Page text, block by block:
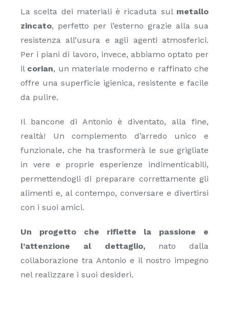
La scelta dei materiali è ricaduta sul metallo
zincato, perfetto per l’esterno grazie alla sua
resistenza all’usura e agli agenti atmosferici.
Per i piani di lavoro, invece, abbiamo optato per
il corian, un materiale moderno e raffinato che
offre una superficie igienica, resistente e facile
da pulire.
Il bancone di Antonio è diventato, alla fine,
realtà! Un complemento d’arredo unico e
funzionale, che ha trasformerà le sue grigliate
in vere e proprie esperienze indimenticabili,
permettendogli di preparare correttamente gli
alimenti e, al contempo, conversare e divertirsi
con i suoi amici.
Un progetto che riflette la passione e
l’attenzione al dettaglio,nato dalla
collaborazione tra Antonio e il nostro impegno
nel realizzare i suoi desideri.